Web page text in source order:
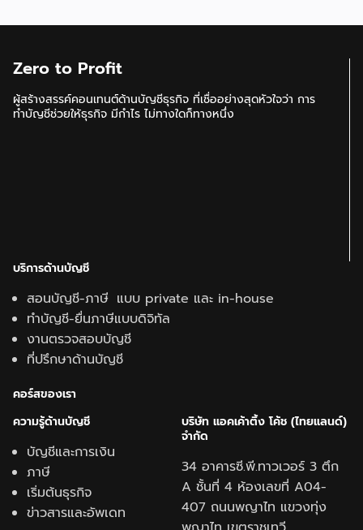
Zero to Profit
ผู้สร้างสรรค์คอนเทนต์ด้านบัญชีธุรกิจ ที่เชื่ออย่างสุดหัวใจว่า การ
ทำบัญชีช่วยให้ธุรกิจ มีกำไร ไม่ทางใดก็ทางหนึ่ง
บริการด้านบัญชี
สอนบัญชี-ภาษี แบบ private และ in-house
ทำบัญชี-ยื่นภาษีแบบดิจิทัล
งานตรวจสอบบัญชี
ที่ปรึกษาด้านบัญชี
คอร์สของเรา
ความรู้ด้านบัญชี
บัญชีและการเงิน
ภาษี
เริ่มต้นธุรกิจ
ข่าวสารและอัพเดท
บริษัท แอคเค้าติ้ง โค้ช (ไทยแลนด์)
จำกัด
34 อาคารซี.พี.ทาวเวอร์ 3 ตึก
A ชั้นที่ 4 ห้องเลขที่ A04-
407 ถนนพญาไท แขวงทุ่ง